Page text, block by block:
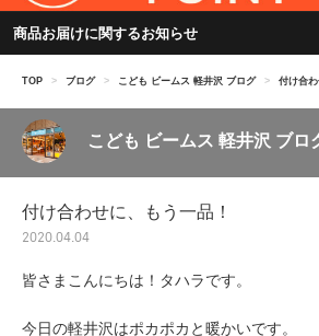
商品お届けに関するお知らせ
TOP > ブログ > こども ビームス 軽井沢 ブログ > 付け合わ
こども ビームス 軽井沢 ブロ
付け合わせに、もう一品！
2020.04.04
皆さまこんにちは！タハラです。
今日の軽井沢はポカポカと暖かいです。